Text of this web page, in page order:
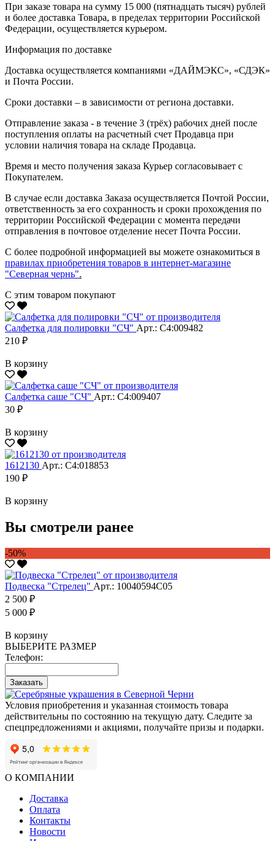
При заказе товара на сумму 15 000 (пятнадцать тысяч) рублей
и более доставка Товара, в пределах территории Российской
Федерации, осуществляется курьером.
Информация по доставке
Доставка осуществляется компаниями «ДАЙМЭКС», «СДЭК»
и Почта России.
Сроки доставки – в зависимости от региона доставки.
Отправление заказа - в течение 3 (трёх) рабочих дней после
поступления оплаты на расчетный счет Продавца при
условии наличия товара на складе Продавца.
Время и место получения заказа Курьер согласовывает с
Покупателем.
В случае если доставка Заказа осуществляется Почтой России,
ответственность за его сохранность и сроки прохождения по
территории Российской Федерации с момента передачи
отправления в почтовое отделение несет Почта России.
С более подробной информацией вы можете ознакомиться в
правилах приобретения товаров в интернет-магазине
"Северная чернь".
С этим товаром покупают
Салфетка для полировки "CЧ" Арт.: С4:009482
210 ₽
В корзину
Салфетка саше "CЧ" Арт.: С4:009407
30 ₽
В корзину
1612130 Арт.: С4:018853
190 ₽
В корзину
Вы смотрели ранее
-50%
Подвеска "Стрелец" Арт.: 10040594С05
2 500 ₽
5 000 ₽
В корзину
ВЫБЕРИТЕ РАЗМЕР
Телефон:
Заказать
Условия приобретения и указанная стоимость товара
действительны по состоянию на текущую дату. Следите за
спецпредложениями и акциями, получайте призы и подарки.
О КОМПАНИИ
Доставка
Оплата
Контакты
Новости